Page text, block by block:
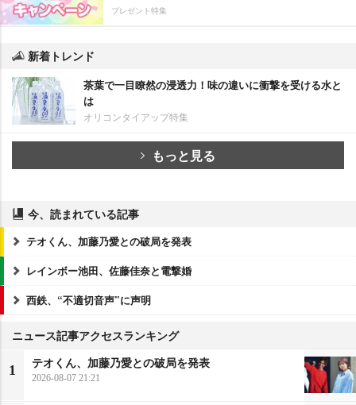
プレゼント特集
新着トレンド
茶葉で一目瞭然の浸透力！味の違いに衝撃を受ける水と
は
オリコンタイアップ特集
もっと見る
今、読まれている記事
テオくん、加藤乃愛との破局を発表
レインボー池田、佐藤佳奈と電撃婚
西鉄、“不適切音声”に声明
ニュース記事アクセスランキング
1
テオくん、加藤乃愛との破局を発表
2026-08-07 21:21